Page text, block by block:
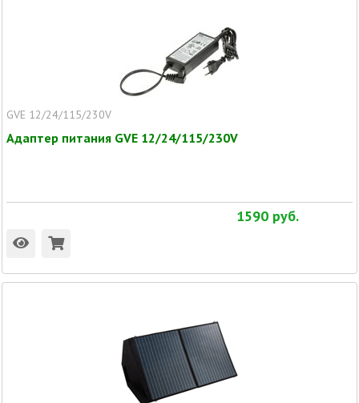
GVE 12/24/115/230V
Адаптер питания GVE 12/24/115/230V
1590 руб.